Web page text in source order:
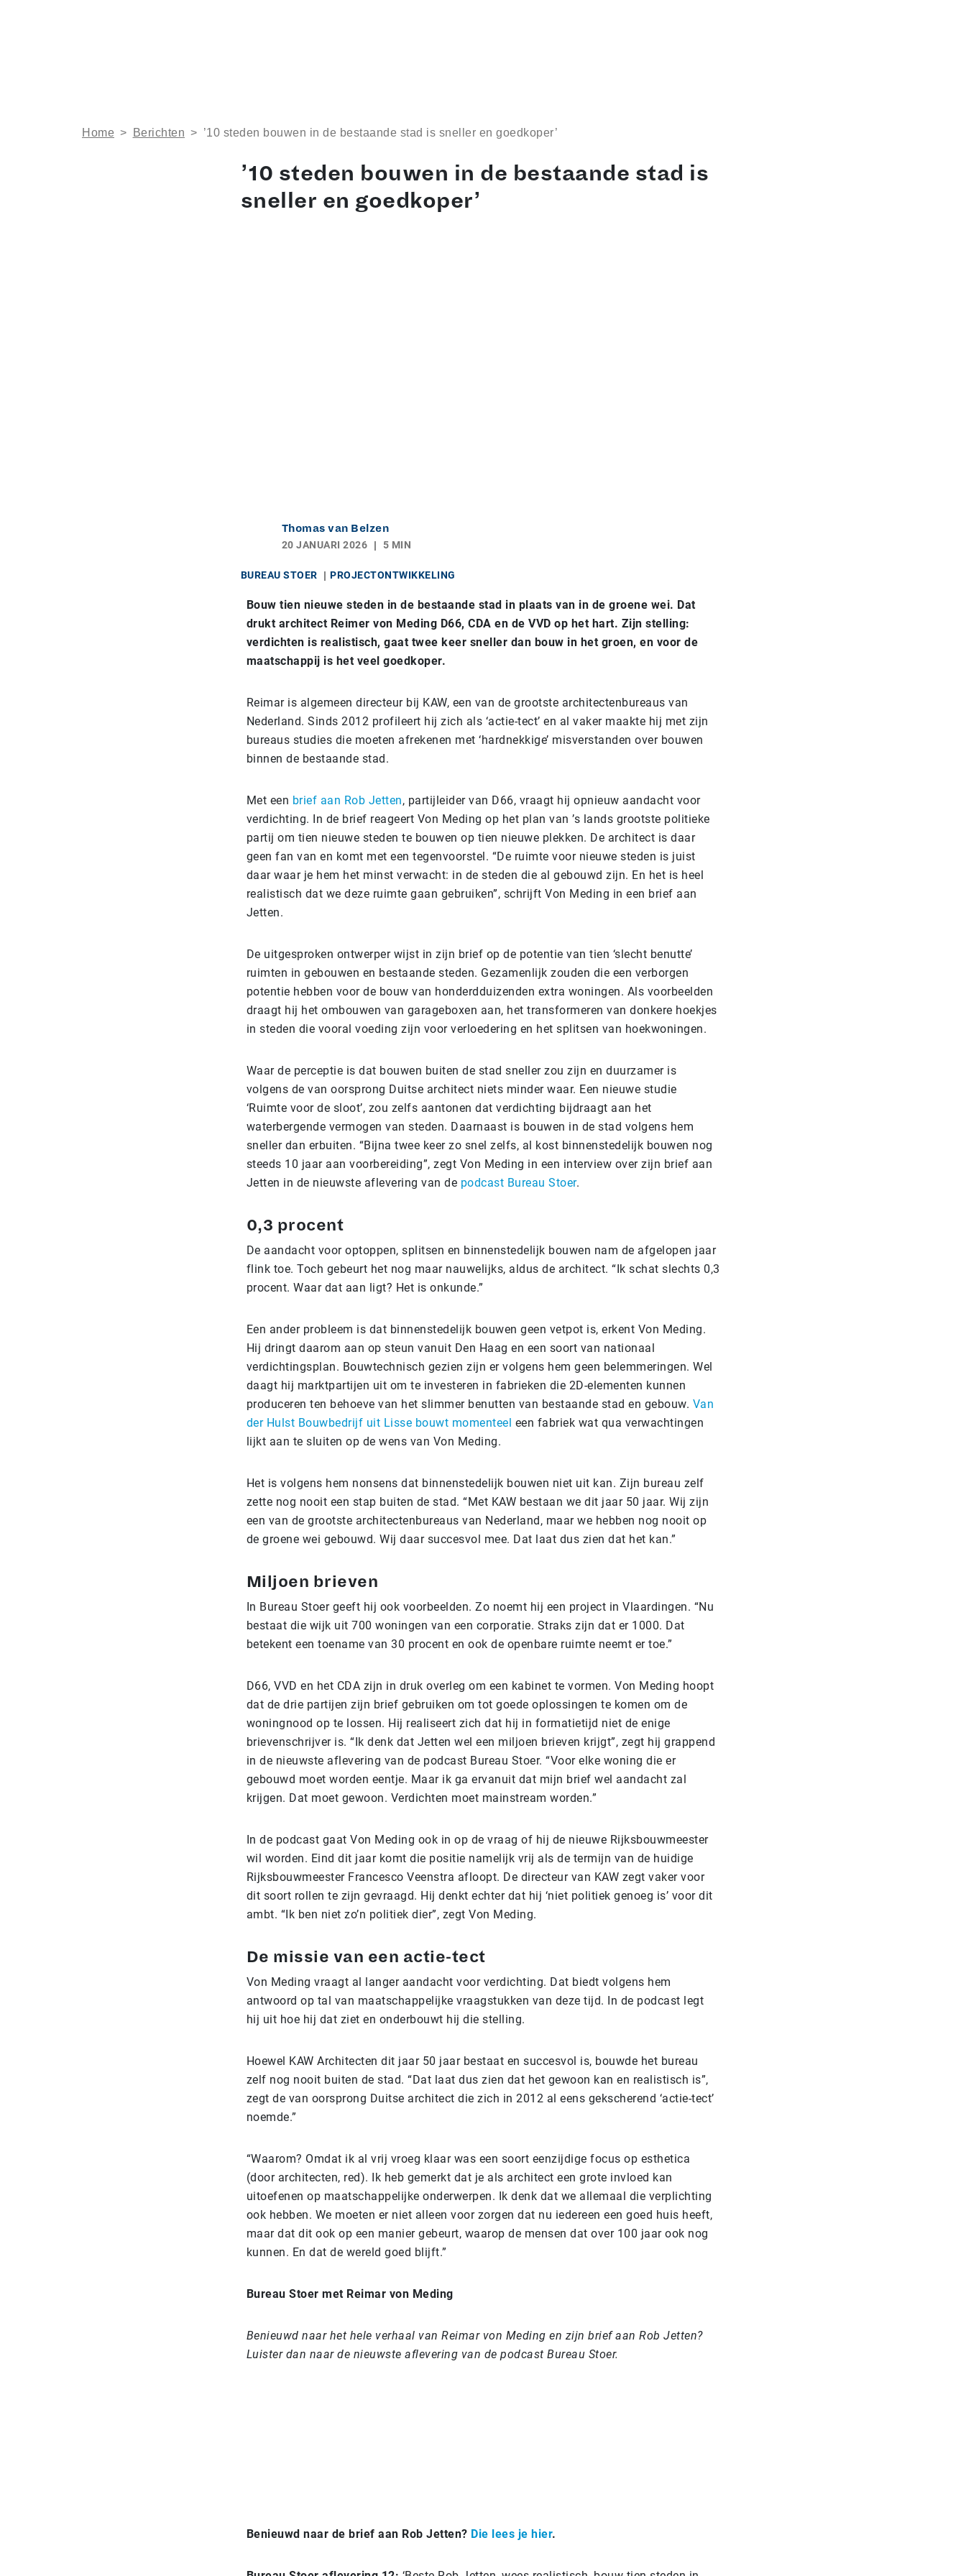
Home > Berichten > ’10 steden bouwen in de bestaande stad is sneller en goedkoper’
’10 steden bouwen in de bestaande stad is
sneller en goedkoper’
Thomas van Belzen
20 JANUARI 2026
5 MIN
BUREAU STOER PROJECTONTWIKKELING
Bouw tien nieuwe steden in de bestaande stad in plaats van in de groene wei. Dat
drukt architect Reimer von Meding D66, CDA en de VVD op het hart. Zijn stelling:
verdichten is realistisch, gaat twee keer sneller dan bouw in het groen, en voor de
maatschappij is het veel goedkoper.
Reimar is algemeen directeur bij KAW, een van de grootste architectenbureaus van
Nederland. Sinds 2012 profileert hij zich als ‘actie-tect’ en al vaker maakte hij met zijn
bureaus studies die moeten afrekenen met ‘hardnekkige’ misverstanden over bouwen
binnen de bestaande stad.
Met een brief aan Rob Jetten, partijleider van D66, vraagt hij opnieuw aandacht voor
verdichting. In de brief reageert Von Meding op het plan van ’s lands grootste politieke
partij om tien nieuwe steden te bouwen op tien nieuwe plekken. De architect is daar
geen fan van en komt met een tegenvoorstel. “De ruimte voor nieuwe steden is juist
daar waar je hem het minst verwacht: in de steden die al gebouwd zijn. En het is heel
realistisch dat we deze ruimte gaan gebruiken”, schrijft Von Meding in een brief aan
Jetten.
De uitgesproken ontwerper wijst in zijn brief op de potentie van tien ‘slecht benutte’
ruimten in gebouwen en bestaande steden. Gezamenlijk zouden die een verborgen
potentie hebben voor de bouw van honderdduizenden extra woningen. Als voorbeelden
draagt hij het ombouwen van garageboxen aan, het transformeren van donkere hoekjes
in steden die vooral voeding zijn voor verloedering en het splitsen van hoekwoningen.
Waar de perceptie is dat bouwen buiten de stad sneller zou zijn en duurzamer is
volgens de van oorsprong Duitse architect niets minder waar. Een nieuwe studie
‘Ruimte voor de sloot’, zou zelfs aantonen dat verdichting bijdraagt aan het
waterbergende vermogen van steden. Daarnaast is bouwen in de stad volgens hem
sneller dan erbuiten. “Bijna twee keer zo snel zelfs, al kost binnenstedelijk bouwen nog
steeds 10 jaar aan voorbereiding”, zegt Von Meding in een interview over zijn brief aan
Jetten in de nieuwste aflevering van de podcast Bureau Stoer.
0,3 procent
De aandacht voor optoppen, splitsen en binnenstedelijk bouwen nam de afgelopen jaar
flink toe. Toch gebeurt het nog maar nauwelijks, aldus de architect. “Ik schat slechts 0,3
procent. Waar dat aan ligt? Het is onkunde.”
Een ander probleem is dat binnenstedelijk bouwen geen vetpot is, erkent Von Meding.
Hij dringt daarom aan op steun vanuit Den Haag en een soort van nationaal
verdichtingsplan. Bouwtechnisch gezien zijn er volgens hem geen belemmeringen. Wel
daagt hij marktpartijen uit om te investeren in fabrieken die 2D-elementen kunnen
produceren ten behoeve van het slimmer benutten van bestaande stad en gebouw. Van
der Hulst Bouwbedrijf uit Lisse bouwt momenteel een fabriek wat qua verwachtingen
lijkt aan te sluiten op de wens van Von Meding.
Het is volgens hem nonsens dat binnenstedelijk bouwen niet uit kan. Zijn bureau zelf
zette nog nooit een stap buiten de stad. “Met KAW bestaan we dit jaar 50 jaar. Wij zijn
een van de grootste architectenbureaus van Nederland, maar we hebben nog nooit op
de groene wei gebouwd. Wij daar succesvol mee. Dat laat dus zien dat het kan.”
Miljoen brieven
In Bureau Stoer geeft hij ook voorbeelden. Zo noemt hij een project in Vlaardingen. “Nu
bestaat die wijk uit 700 woningen van een corporatie. Straks zijn dat er 1000. Dat
betekent een toename van 30 procent en ook de openbare ruimte neemt er toe.”
D66, VVD en het CDA zijn in druk overleg om een kabinet te vormen. Von Meding hoopt
dat de drie partijen zijn brief gebruiken om tot goede oplossingen te komen om de
woningnood op te lossen. Hij realiseert zich dat hij in formatietijd niet de enige
brievenschrijver is. “Ik denk dat Jetten wel een miljoen brieven krijgt”, zegt hij grappend
in de nieuwste aflevering van de podcast Bureau Stoer. “Voor elke woning die er
gebouwd moet worden eentje. Maar ik ga ervanuit dat mijn brief wel aandacht zal
krijgen. Dat moet gewoon. Verdichten moet mainstream worden.”
In de podcast gaat Von Meding ook in op de vraag of hij de nieuwe Rijksbouwmeester
wil worden. Eind dit jaar komt die positie namelijk vrij als de termijn van de huidige
Rijksbouwmeester Francesco Veenstra afloopt. De directeur van KAW zegt vaker voor
dit soort rollen te zijn gevraagd. Hij denkt echter dat hij ‘niet politiek genoeg is’ voor dit
ambt. “Ik ben niet zo’n politiek dier”, zegt Von Meding.
De missie van een actie-tect
Von Meding vraagt al langer aandacht voor verdichting. Dat biedt volgens hem
antwoord op tal van maatschappelijke vraagstukken van deze tijd. In de podcast legt
hij uit hoe hij dat ziet en onderbouwt hij die stelling.
Hoewel KAW Architecten dit jaar 50 jaar bestaat en succesvol is, bouwde het bureau
zelf nog nooit buiten de stad. “Dat laat dus zien dat het gewoon kan en realistisch is”,
zegt de van oorsprong Duitse architect die zich in 2012 al eens gekscherend ‘actie-tect’
noemde.”
“Waarom? Omdat ik al vrij vroeg klaar was een soort eenzijdige focus op esthetica
(door architecten, red). Ik heb gemerkt dat je als architect een grote invloed kan
uitoefenen op maatschappelijke onderwerpen. Ik denk dat we allemaal die verplichting
ook hebben. We moeten er niet alleen voor zorgen dat nu iedereen een goed huis heeft,
maar dat dit ook op een manier gebeurt, waarop de mensen dat over 100 jaar ook nog
kunnen. En dat de wereld goed blijft.”
Bureau Stoer met Reimar von Meding
Benieuwd naar het hele verhaal van Reimar von Meding en zijn brief aan Rob Jetten?
Luister dan naar de nieuwste aflevering van de podcast Bureau Stoer.
Benieuwd naar de brief aan Rob Jetten? Die lees je hier.